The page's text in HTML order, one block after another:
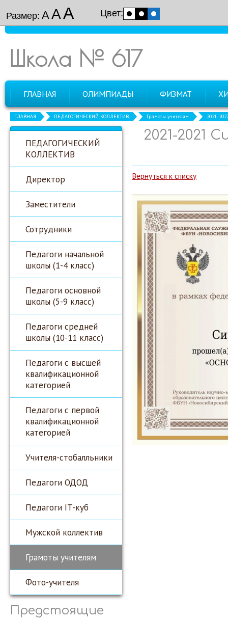
Размер: ААА Цвет:
Школа № 617
ГЛАВНАЯ ОЛИМПИАДЫ ФИЗМАТ
ГЛАВНАЯ ПЕДАГОГИЧЕСКИЙ КОЛЛЕКТИВ Грамоты учителям 2021-
ПЕДАГОГИЧЕСКИЙ
КОЛЛЕКТИВ
Директор
Заместители
Сотрудники
Педагоги начальной
школы (1-4 класс)
Педагоги основной
школы (5-9 класс)
Педагоги средней
школы (10-11 класс)
Педагоги с высшей
квалификационной
категорией
Педагоги с первой
квалификационной
категорией
Учителя-стобалльники
Педагоги ОДОД
Педагоги IT-куб
Мужской коллектив
Грамоты учителям
Фото-учителя
Предстоящие
2021-2021
Вернуться к списку